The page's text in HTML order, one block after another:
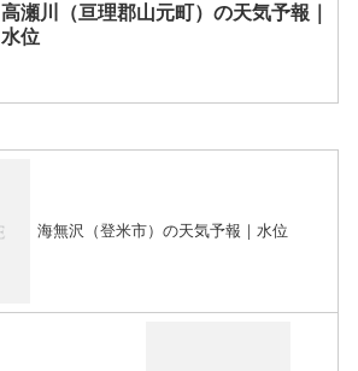
高瀬川（亘理郡山元町）の天気予報｜
水位
海無沢（登米市）の天気予報｜水位